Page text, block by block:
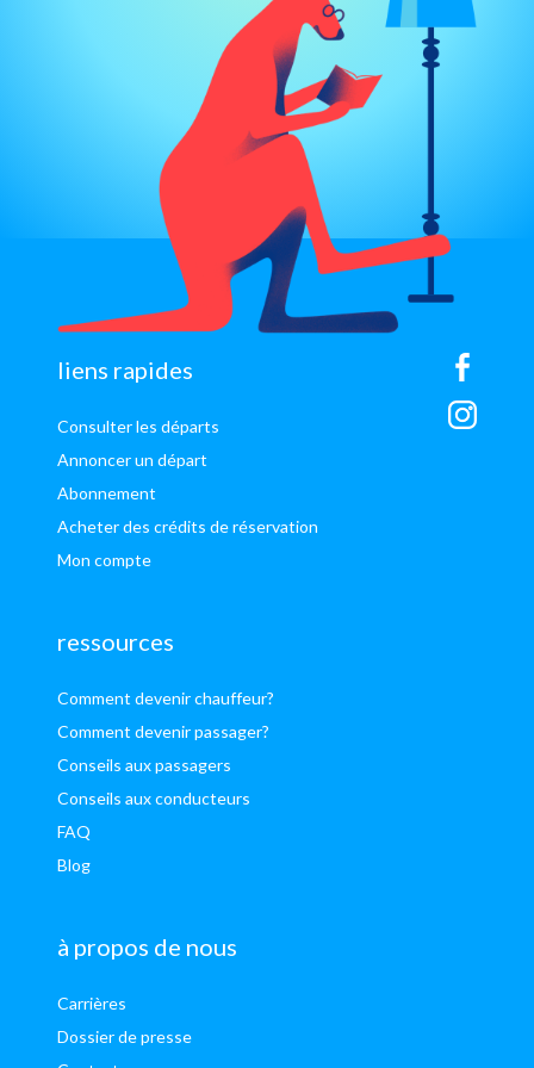
sitemap
liens rapides
Consulter les départs
Annoncer un départ
Abonnement
Acheter des crédits de réservation
Mon compte
ressources
Comment devenir chauffeur?
Comment devenir passager?
Conseils aux passagers
Conseils aux conducteurs
FAQ
Blog
à propos de nous
Carrières
Dossier de presse